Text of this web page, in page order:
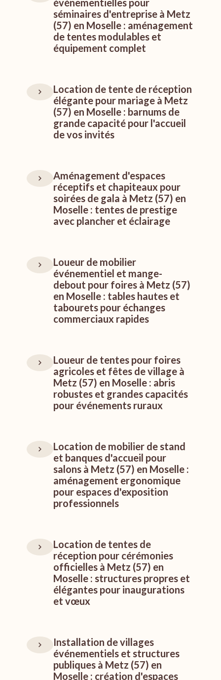
séminaires d'entreprise à Metz
(57) en Moselle : aménagement
de tentes modulables et
équipement complet
Location de tente de réception
élégante pour mariage à Metz
(57) en Moselle : barnums de
grande capacité pour l'accueil
de vos invités
Aménagement d'espaces
réceptifs et chapiteaux pour
soirées de gala à Metz (57) en
Moselle : tentes de prestige
avec plancher et éclairage
Loueur de mobilier
événementiel et mange-
debout pour foires à Metz (57)
en Moselle : tables hautes et
tabourets pour échanges
commerciaux rapides
Loueur de tentes pour foires
agricoles et fêtes de village à
Metz (57) en Moselle : abris
robustes et grandes capacités
pour événements ruraux
Location de mobilier de stand
et banques d'accueil pour
salons à Metz (57) en Moselle :
aménagement ergonomique
pour espaces d'exposition
professionnels
Location de tentes de
réception pour cérémonies
officielles à Metz (57) en
Moselle : structures propres et
élégantes pour inaugurations
et vœux
Installation de villages
événementiels et structures
publiques à Metz (57) en
Moselle : création d'espaces